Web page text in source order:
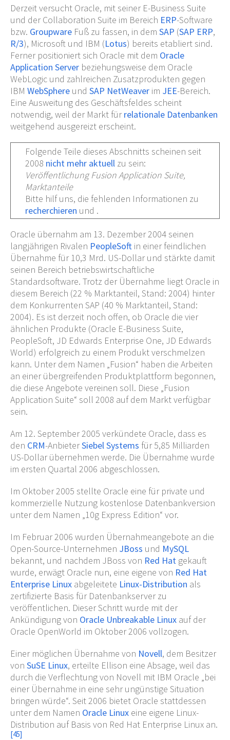
Derzeit versucht Oracle, mit seiner E-Business Suite
und der Collaboration Suite im Bereich ERP-Software
bzw. Groupware Fuß zu fassen, in dem SAP (SAP ERP,
R/3), Microsoft und IBM (Lotus) bereits etabliert sind.
Ferner positioniert sich Oracle mit dem Oracle
Application Server beziehungsweise dem Oracle
WebLogic und zahlreichen Zusatzprodukten gegen
IBM WebSphere und SAP NetWeaver im JEE-Bereich.
Eine Ausweitung des Geschäftsfeldes scheint
notwendig, weil der Markt fürrelationale Datenbanken
weitgehend ausgereizt erscheint.
Folgende Teile dieses Abschnitts scheinen seit
2008 nicht mehr aktuellzu sein:
Veröffentlichung Fusion Application Suite,
Marktanteile
Bitte hilf uns, die fehlenden Informationen zu
recherchieren und .
Oracle übernahm am 13. Dezember 2004 seinen
langjährigen Rivalen PeopleSoft in einer feindlichen
Übernahme für 10,3 Mrd. US-Dollar und stärkte damit
seinen Bereich betriebswirtschaftliche
Standardsoftware. Trotz der Übernahme liegt Oracle in
diesem Bereich (22 % Marktanteil, Stand: 2004) hinter
dem Konkurrenten SAP (40 % Marktanteil, Stand:
2004). Es ist derzeit noch offen, ob Oracle die vier
ähnlichen Produkte (Oracle E-Business Suite,
PeopleSoft, JD Edwards Enterprise One, JD Edwards
World) erfolgreich zu einem Produkt verschmelzen
kann. Unter dem Namen „Fusion“ haben die Arbeiten
an einer übergreifenden Produktplattform begonnen,
die diese Angebote vereinen soll. Diese „Fusion
Application Suite“ soll 2008 auf dem Markt verfügbar
sein.
Am 12. September 2005 verkündete Oracle, dass es
den CRM-AnbieterSiebel Systems für 5,85 Milliarden
US-Dollar übernehmen werde. Die Übernahme wurde
im ersten Quartal 2006 abgeschlossen.
Im Oktober 2005 stellte Oracle eine für private und
kommerzielle Nutzung kostenlose Datenbankversion
unter dem Namen „10g Express Edition“ vor.
Im Februar 2006 wurden Übernahmeangebote an die
Open-Source-Unternehmen JBoss und MySQL
bekannt, und nachdem JBoss von Red Hat gekauft
wurde, erwägt Oracle nun, eine eigene von Red Hat
Enterprise Linux abgeleitete Linux-Distribution als
zertifizierte Basis für Datenbankserver zu
veröffentlichen. Dieser Schritt wurde mit der
Ankündigung von Oracle Unbreakable Linux auf der
Oracle OpenWorld im Oktober 2006 vollzogen.
Einer möglichen Übernahme von Novell, dem Besitzer
von SuSE Linux, erteilte Ellison eine Absage, weil das
durch die Verflechtung von Novell mit IBM Oracle „bei
einer Übernahme in eine sehr ungünstige Situation
bringen würde“. Seit 2006 bietet Oracle stattdessen
unter dem Namen Oracle Linux eine eigene Linux-
Distribution auf Basis von Red Hat Enterprise Linux an.
[45]